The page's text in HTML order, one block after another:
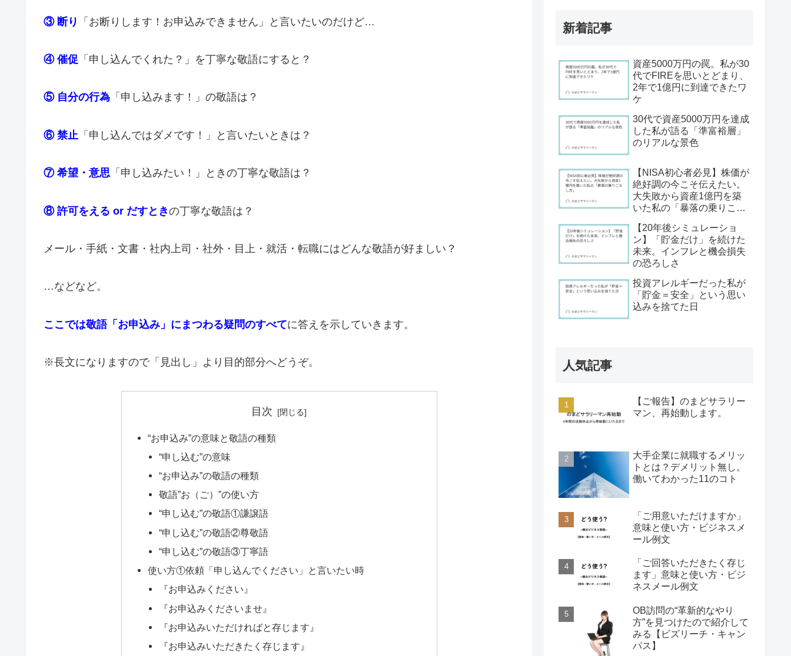
③ 断り 「お断りします！お申込みできません」と言いたいのだけど…
④ 催促 「申し込んでくれた？」を丁寧な敬語にすると？
⑤ 自分の行為 「申し込みます！」の敬語は？
⑥ 禁止 「申し込んではダメです！」と言いたいときは？
⑦ 希望・意思 「申し込みたい！」ときの丁寧な敬語は？
⑧ 許可をえる or だすときの丁寧な敬語は？
メール・手紙・文書・社内上司・社外・目上・就活・転職にはどんな敬語が好ましい？
…などなど。
ここでは敬語「お申込み」にまつわる疑問のすべてに答えを示していきます。
※長文になりますので「見出し」より目的部分へどうぞ。
目次
“お申込み”の意味と敬語の種類
“申し込む”の意味
“お申込み”の敬語の種類
敬語”お（ご）”の使い方
“申し込む”の敬語①謙譲語
“申し込む”の敬語②尊敬語
“申し込む”の敬語③丁寧語
使い方①依頼「申し込んでください」と言いたい時
『お申込みください』
『お申込みくださいませ』
『お申込みいただければと存じます』
『お申込みいただきたく存じます』
新着記事
資産5000万円の罠。私が30
代でFIREを思いとどまり、
2年で1億円に到達できたワ
ケ
30代で資産5000万円を達成
した私が語る「準富裕層」
のリアルな景色
【NISA初心者必見】株価が
絶好調の今こそ伝えたい。
大失敗から資産1億円を築
いた私の「暴落の乗りこな
【20年後シミュレーショ
ン】「貯金だけ」を続けた
未来。インフレと機会損失
の恐ろしさ
投資アレルギーだった私が
「貯金＝安全」という思い
込みを捨てた日
人気記事
【ご報告】のまどサラリー
マン、再始動します。
大手企業に就職するメリッ
トとは？デメリット無し。
働いてわかった11のコト
「ご用意いただけますか」
意味と使い方・ビジネスメ
ール例文
「ご回答いただきたく存じ
ます」意味と使い方・ビジ
ネスメール例文
OB訪問の“革新的なやり
方”を見つけたので紹介して
みる【ビズリーチ・キャン
パス】